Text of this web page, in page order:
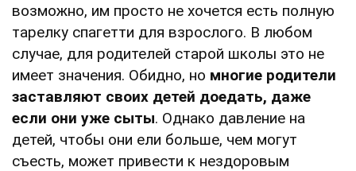
возможно, им просто не хочется есть полную
тарелку спагетти для взрослого. В любом
случае, для родителей старой школы это не
имеет значения. Обидно, но многие родители
заставляют своих детей доедать, даже
если они уже сыты. Однако давление на
детей, чтобы они ели больше, чем могут
съесть, может привести к нездоровым